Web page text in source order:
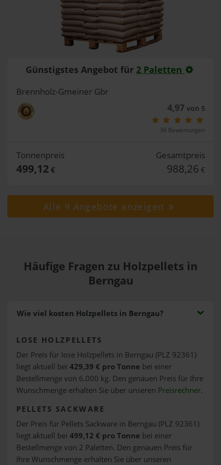
Günstigstes Angebot für 2 Paletten
Brennholz-Gmeiner Gbr
4,97von 5
36 Bewertungen
Tonnenpreis
499,12 €
Gesamtpreis
988,26 €
Alle 9 Angebote anzeigen
Häufige Fragen zu Holzpellets in
Berngau
Wie viel kosten Holzpellets in Berngau?
LOSE HOLZPELLETS
Der Preis für lose Holzpellets in Berngau (PLZ 92361)
liegt aktuell bei 429,39 € pro Tonne bei einer
Bestellmenge von 6.000 kg. Den genauen Preis für Ihre
Wunschmenge erhalten Sie über unseren Preisrechner.
PELLETS SACKWARE
Der Preis für Pellets Sackware in Berngau (PLZ 92361)
liegt aktuell bei 499,12 € pro Tonne bei einer
Bestellmenge von 2 Paletten. Den genauen Preis für
Ihre Wunschmenge erhalten Sie über unseren